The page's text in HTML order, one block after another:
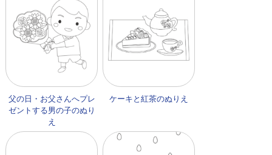
父の日・お父さんへプレ
ゼントする男の子のぬり
え
ケーキと紅茶のぬりえ